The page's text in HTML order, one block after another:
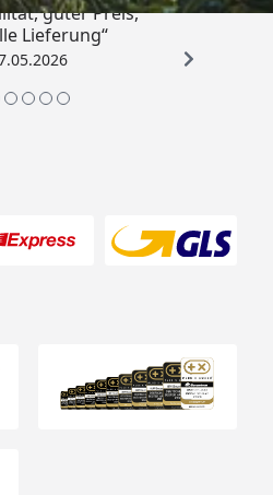
guter Preis,
Lieferung“